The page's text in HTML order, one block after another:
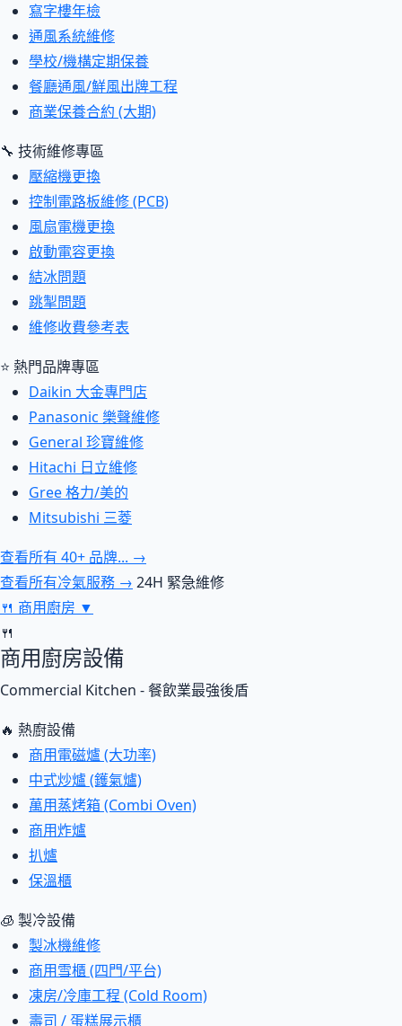
寫字樓年檢
通風系統維修
學校/機構定期保養
餐廳通風/鮮風出牌工程
商業保養合約 (大期)
🔧 技術維修專區
壓縮機更換
控制電路板維修 (PCB)
風扇電機更換
啟動電容更換
結冰問題
跳掣問題
維修收費參考表
⭐ 熱門品牌專區
Daikin 大金專門店
Panasonic 樂聲維修
General 珍寶維修
Hitachi 日立維修
Gree 格力/美的
Mitsubishi 三菱
查看所有 40+ 品牌... →
查看所有冷氣服務 → 24H 緊急維修
🍴 商用廚房 ▼
🍴
商用廚房設備
Commercial Kitchen - 餐飲業最強後盾
🔥 熱廚設備
商用電磁爐 (大功率)
中式炒爐 (鑊氣爐)
萬用蒸烤箱 (Combi Oven)
商用炸爐
扒爐
保溫櫃
🧊 製冷設備
製冰機維修
商用雪櫃 (四門/平台)
凍房/冷庫工程 (Cold Room)
壽司 / 蛋糕展示櫃